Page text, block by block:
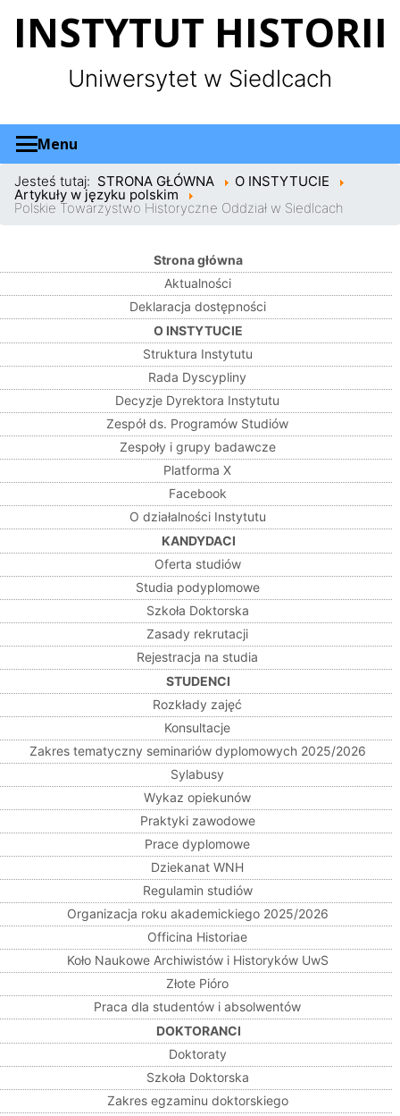
INSTYTUT HISTORII
Uniwersytet w Siedlcach
Menu
Jesteś tutaj: STRONA GŁÓWNA O INSTYTUCIE
Artykuły w języku polskim
Polskie Towarzystwo Historyczne Oddział w Siedlcach
Strona główna
Aktualności
Deklaracja dostępności
O INSTYTUCIE
Struktura Instytutu
Rada Dyscypliny
Decyzje Dyrektora Instytutu
Zespół ds. Programów Studiów
Zespoły i grupy badawcze
Platforma X
Facebook
O działalności Instytutu
KANDYDACI
Oferta studiów
Studia podyplomowe
Szkoła Doktorska
Zasady rekrutacji
Rejestracja na studia
STUDENCI
Rozkłady zajęć
Konsultacje
Zakres tematyczny seminariów dyplomowych 2025/2026
Sylabusy
Wykaz opiekunów
Praktyki zawodowe
Prace dyplomowe
Dziekanat WNH
Regulamin studiów
Organizacja roku akademickiego 2025/2026
Officina Historiae
Koło Naukowe Archiwistów i Historyków UwS
Złote Pióro
Praca dla studentów i absolwentów
DOKTORANCI
Doktoraty
Szkoła Doktorska
Zakres egzaminu doktorskiego